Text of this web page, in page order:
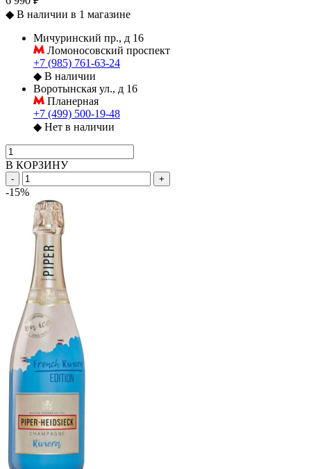
◆ В наличии в 1 магазине
Мичуринский пр., д 16
Ломоносовский проспект
+7 (985) 761-63-24
◆ В наличии
Воротынская ул., д 16
Планерная
+7 (499) 500-19-48
◆ Нет в наличии
В КОРЗИНУ
- +
-15%